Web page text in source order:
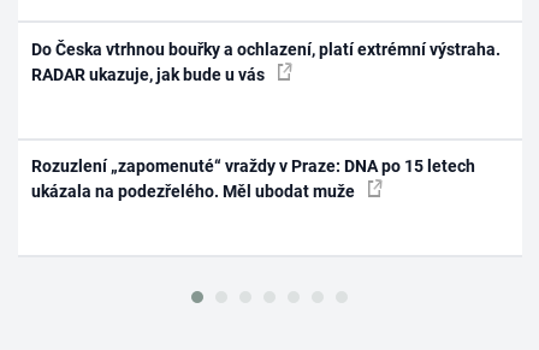
Do Česka vtrhnou bouřky a ochlazení, platí extrémní výstraha.
RADAR ukazuje, jak bude u vás
Rozuzlení „zapomenuté“ vraždy v Praze: DNA po 15 letech
ukázala na podezřelého. Měl ubodat muže